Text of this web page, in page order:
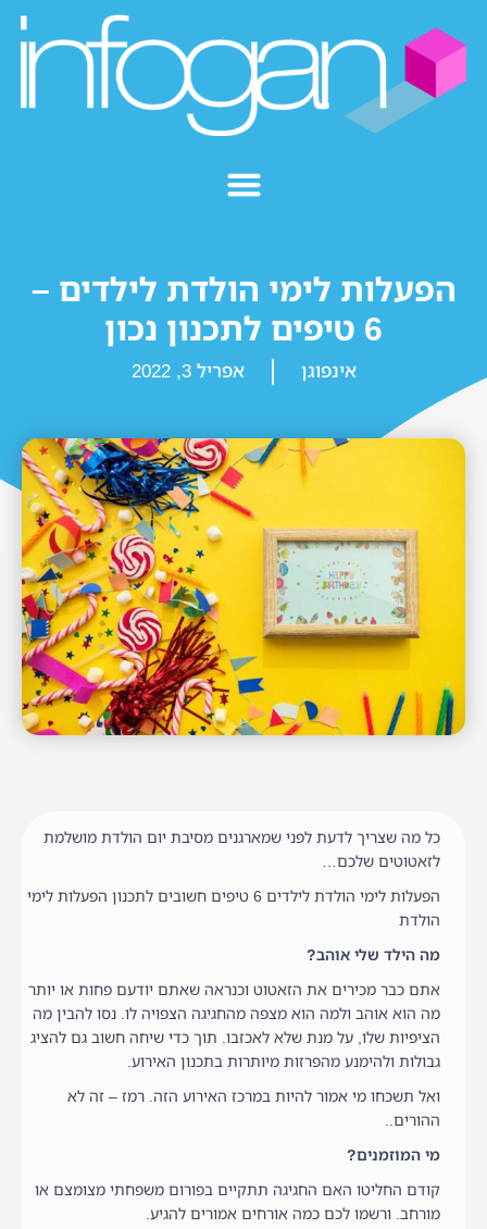
הפעלות לימי הולדת לילדים –
6 טיפים לתכנון נכון
אינפוגן אפריל 3, 2022
כל מה שצריך לדעת לפני שמארגנים מסיבת יום הולדת מושלמת
לזאטוטים שלכם…
הפעלות לימי הולדת לילדים 6 טיפים חשובים לתכנון הפעלות לימי
הולדת
מה הילד שלי אוהב?
אתם כבר מכירים את הזאטוט וכנראה שאתם יודעם פחות או יותר
מה הוא אוהב ולמה הוא מצפה מהחגיגה הצפויה לו. נסו להבין מה
הציפיות שלו, על מנת שלא לאכזבו. תוך כדי שיחה חשוב גם להציג
גבולות ולהימנע מהפרזות מיותרות בתכנון האירוע.
ואל תשכחו מי אמור להיות במרכז האירוע הזה. רמז – זה לא
ההורים..
מי המוזמנים?
קודם החליטו האם החגיגה תתקיים בפורום משפחתי מצומצם או
מורחב. ורשמו לכם כמה אורחים אמורים להגיע.